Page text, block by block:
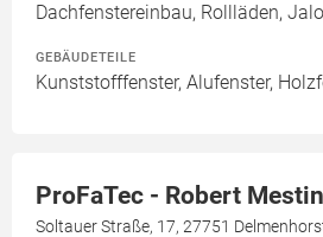
Dachfenstereinbau, Rollläden,
GEBÄUDETEILE
Kunststofffenster, Alufenster,
ProFaTec - Robert
Soltauer Straße, 17, 27751